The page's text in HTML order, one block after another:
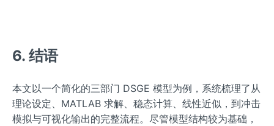
6. 结语
本文以一个简化的三部门 DSGE 模型为例，系统梳理了从
理论设定、MATLAB 求解、稳态计算、线性近似，到冲击
模拟与可视化输出的完整流程。尽管模型结构较为基础，